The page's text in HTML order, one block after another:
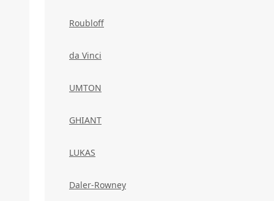
Roubloff
da Vinci
UMTON
GHIANT
LUKAS
Daler-Rowney